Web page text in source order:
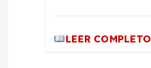
LEER COMPLETO